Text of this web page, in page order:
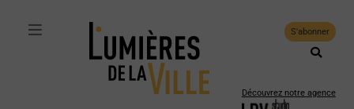
S'abonner
Découvrez notre agence